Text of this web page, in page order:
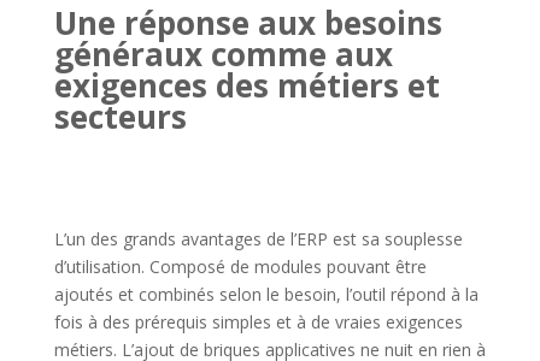
Une réponse aux besoins
généraux comme aux
exigences des métiers et
secteurs
L’un des grands avantages de l’ERP est sa souplesse
d’utilisation. Composé de modules pouvant être
ajoutés et combinés selon le besoin, l’outil répond à la
fois à des prérequis simples et à de vraies exigences
métiers. L’ajout de briques applicatives ne nuit en rien à